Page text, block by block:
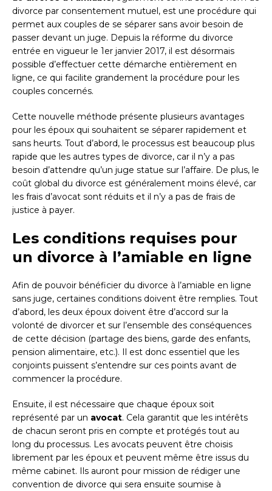
divorce par consentement mutuel, est une procédure qui
permet aux couples de se séparer sans avoir besoin de
passer devant un juge. Depuis la réforme du divorce
entrée en vigueur le 1er janvier 2017, il est désormais
possible d’effectuer cette démarche entièrement en
ligne, ce qui facilite grandement la procédure pour les
couples concernés.
Cette nouvelle méthode présente plusieurs avantages
pour les époux qui souhaitent se séparer rapidement et
sans heurts. Tout d’abord, le processus est beaucoup plus
rapide que les autres types de divorce, car il n’y a pas
besoin d’attendre qu’un juge statue sur l’affaire. De plus, le
coût global du divorce est généralement moins élevé, car
les frais d’avocat sont réduits et il n’y a pas de frais de
justice à payer.
Les conditions requises pour
un divorce à l’amiable en ligne
Afin de pouvoir bénéficier du divorce à l’amiable en ligne
sans juge, certaines conditions doivent être remplies. Tout
d’abord, les deux époux doivent être d’accord sur la
volonté de divorcer et sur l’ensemble des conséquences
de cette décision (partage des biens, garde des enfants,
pension alimentaire, etc.). Il est donc essentiel que les
conjoints puissent s’entendre sur ces points avant de
commencer la procédure.
Ensuite, il est nécessaire que chaque époux soit
représenté par un avocat. Cela garantit que les intérêts
de chacun seront pris en compte et protégés tout au
long du processus. Les avocats peuvent être choisis
librement par les époux et peuvent même être issus du
même cabinet. Ils auront pour mission de rédiger une
convention de divorce qui sera ensuite soumise à